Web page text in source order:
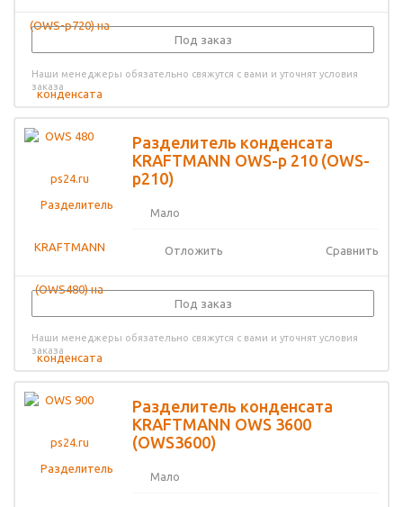
Под заказ
Наши менеджеры обязательно свяжутся с вами и уточнят условия
заказа
Разделитель конденсата
KRAFTMANN OWS-p 210 (OWS-
p210)
Мало
Отложить Сравнить
Под заказ
Наши менеджеры обязательно свяжутся с вами и уточнят условия
заказа
Разделитель конденсата
KRAFTMANN OWS 3600
(OWS3600)
Мало